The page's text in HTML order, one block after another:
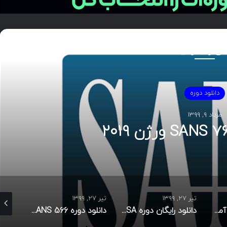
دانلود دوره
مرداد ۹, ۱۳۹۹
دانلود رایگان دوره آموزشی CISSP
تیر ۲۷, ۱۳۹۹
دانلود رایگان دوره CISA
تیر ۲۷, ۱۳۹۹
دانلود دوره SANS 566
تیر ۲۷, ۱۳۹۹